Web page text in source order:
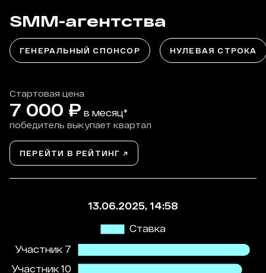
SMM-агентства
ГЕНЕРАЛЬНЫЙ СПОНСОР НУЛЕВАЯ СТРОКА
Стартовая цена
7 000 ₽ в месяц*
победитель выкупает квартал
ПЕРЕЙТИ В РЕЙТИНГ ↗